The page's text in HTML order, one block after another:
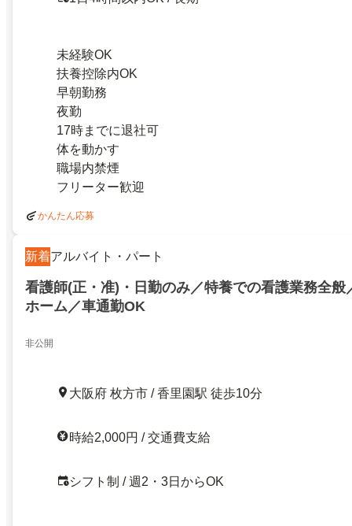
未経験OK
扶養控除内OK
早朝勤務
夜勤
17時までに退社可
体を動かす
職場内禁煙
フリーター歓迎
かんたん応募
新着アルバイト・パート
看護師(正・准)・日勤のみ／特養での看護業務全般
ホーム／車通勤OK
非公開
大阪府 枚方市 / 香里園駅 徒歩10分
時給2,000円 / 交通費支給
シフト制 / 週2・3日からOK